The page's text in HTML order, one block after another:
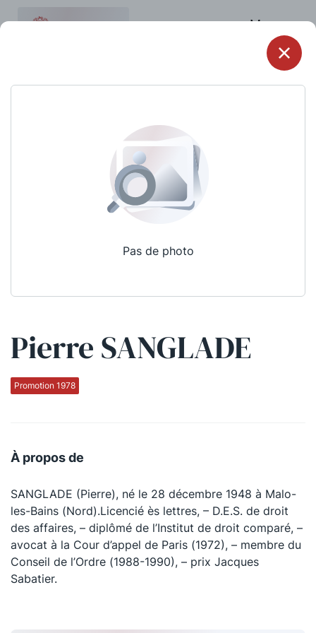
Menu
Pas de photo
Pierre SANGLADE
Promotion 1978
À propos de
SANGLADE (Pierre), né le 28 décembre 1948 à Malo-
les-Bains (Nord).Licencié ès lettres, – D.E.S. de droit
des affaires, – diplômé de l’Institut de droit comparé, –
avocat à la Cour d’appel de Paris (1972), – membre du
Conseil de l’Ordre (1988-1990), – prix Jacques
Sabatier.
Qui sommes-nous ?
La Conférence
La Conférence
Le Concours de la Conférence
La Conférence Berryer
La Petite Conférence